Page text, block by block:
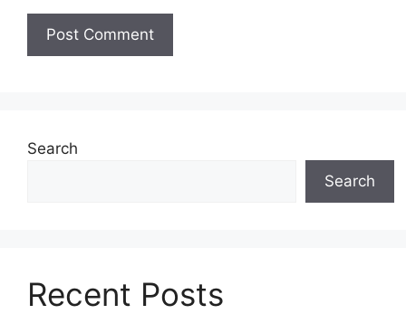
t
Search
Search
Recent Posts